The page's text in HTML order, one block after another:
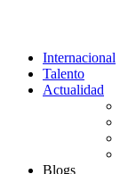
Internacional
Talento
Actualidad
Blogs